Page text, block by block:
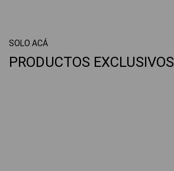
SOLO ACÁ
PRODUCTOS EXCLUSIVOS